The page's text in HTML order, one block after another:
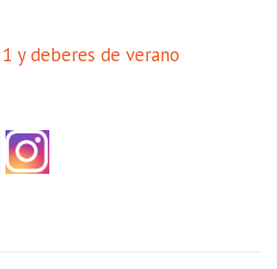
y deberes de verano